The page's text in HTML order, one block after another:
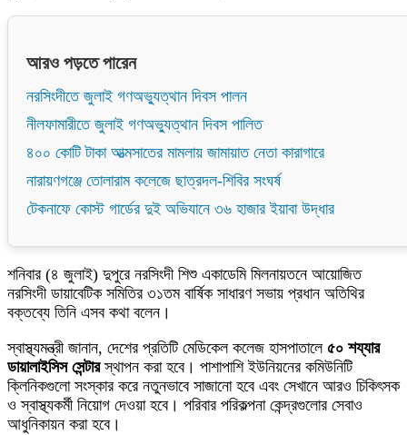
আরও পড়তে পারেন
নরসিংদীতে জুলাই গণঅভ্যুত্থান দিবস পালন
নীলফামারীতে জুলাই গণঅভ্যুত্থান দিবস পালিত
৪০০ কোটি টাকা আত্মসাতের মামলায় জামায়াত নেতা কারাগারে
নারায়ণগঞ্জে তোলারাম কলেজে ছাত্রদল-শিবির সংঘর্ষ
টেকনাফে কোস্ট গার্ডের দুই অভিযানে ৩৬ হাজার ইয়াবা উদ্ধার
শনিবার (৪ জুলাই) দুপুরে নরসিংদী শিশু একাডেমি মিলনায়তনে আয়োজিত
নরসিংদী ডায়াবেটিক সমিতির ৩১তম বার্ষিক সাধারণ সভায় প্রধান অতিথির
বক্তব্যে তিনি এসব কথা বলেন।
স্বাস্থ্যমন্ত্রী জানান, দেশের প্রতিটি মেডিকেল কলেজ হাসপাতালে ৫০ শয্যার
ডায়ালাইসিস সেন্টারস্থাপন করা হবে। পাশাপাশি ইউনিয়নের কমিউনিটি
ক্লিনিকগুলো সংস্কার করে নতুনভাবে সাজানো হবে এবং সেখানে আরও চিকিৎসক
ও স্বাস্থ্যকর্মী নিয়োগ দেওয়া হবে। পরিবার পরিকল্পনা কেন্দ্রগুলোর সেবাও
আধুনিকায়ন করা হবে।